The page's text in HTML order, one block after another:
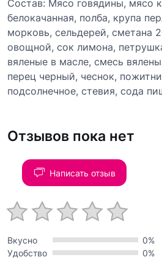
Состав: Мясо говядины, мясо
белокачанная, полба, крупа
морковь, сельдерей, сметана
овощной, сок лимона,
вяленые в масле, смесь
перец черный, чеснок,
подсолнечное, стевия, сода
Отзывов пока нет
Написать отзыв
Вкусно
0%
Удобство
0%